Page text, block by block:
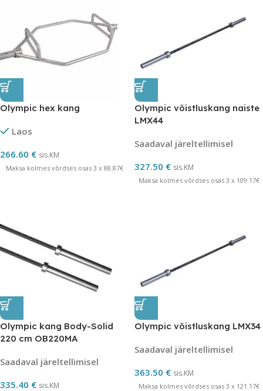
Olympic hex kang
Laos
266.60 € sis.KM
Maksa kolmes võrdses osas 3 x 88.87€
Olympic võistluskang naiste
LMX44
Saadaval järeltellimisel
327.50 € sis.KM
Maksa kolmes võrdses osas 3 x 109.17€
Olympic kang Body-Solid
220 cm OB220MA
Saadaval järeltellimisel
335.40 € sis.KM
Olympic võistluskang LMX34
Saadaval järeltellimisel
363.50 € sis.KM
Maksa kolmes võrdses osas 3 x 121.17€